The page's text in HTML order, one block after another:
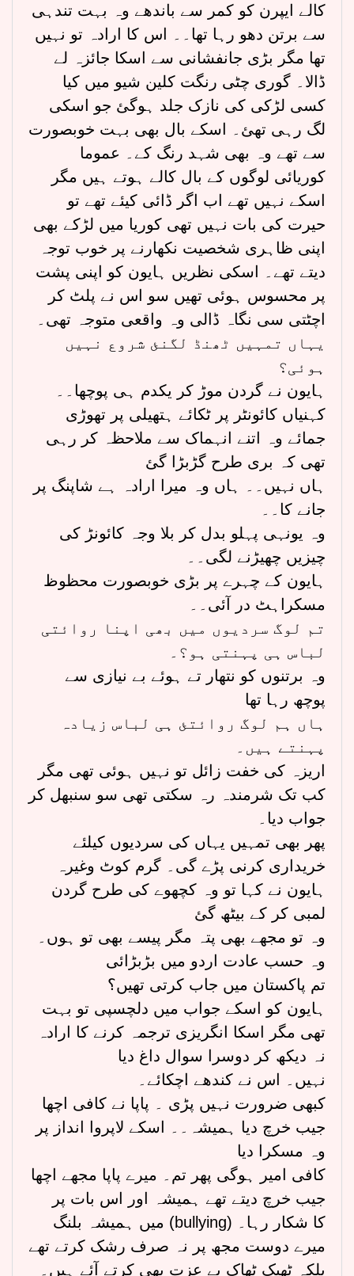
کالے ایپرن کو کمر سے باندھے وہ بہت تندہی
سے برتن دھو رہا تھا۔۔ اس کا ارادہ تو نہیں
تھا مگر بڑی جانفشانی سے اسکا جائزہ لے
ڈالا۔ گوری چٹی رنگت کلین شیو میں کیا
کسی لڑکی کی نازک جلد ہوگئ جو اسکی
لگ رہی تھئ۔ اسکے بال بھی بہت خوبصورت
سے تھے وہ بھی شہد رنگ کے۔ عموما
کوریائی لوگوں کے بال کالے ہوتے ہیں مگر
اسکے نہیں تھے اب اگر ڈائی کیئے تھے تو
حیرت کی بات نہیں تھی کوریا میں لڑکے بھی
اپنی ظاہری شخصیت نکھارنے پر خوب توجہ
دیتے تھے۔ اسکی نظریں ہایون کو اپنی پشت
پر محسوس ہوئی تھیں سو اس نے پلٹ کر
اچٹتی سی نگاہ ڈالی وہ واقعی متوجہ تھی۔
یہاں تمہیں ٹھنڈ لگنئ شروع نہیں
ہوئی؟
ہایون نے گردن موڑ کر یکدم ہی پوچھا۔۔
کہنیاں کائونٹر پر ٹکائے ہتھیلی پر تھوڑی
جمائے وہ اتنے انہماک سے ملاحظہ کر رہی
تھی کہ بری طرح گڑبڑا گئ
ہاں نہیں۔۔ ہاں وہ میرا ارادہ ہے شاپنگ پر
جانے کا۔۔
وہ یونہی پہلو بدل کر بلا وجہ کائونڑ کی
چیزیں چھیڑنے لگی۔۔
ہایون کے چہرے پر بڑی خوبصورت محظوظ
مسکراہٹ در آئی۔۔
تم لوگ سردیوں میں بھی اپنا روائتی
لباس ہی پہنتی ہو؟۔
وہ برتنوں کو نتھار تے ہوئے بے نیازی سے
پوچھ رہا تھا
ہاں ہم لوگ روائتئ ہی لباس زیادہ
پہنتے ہیں۔
اریزہ کی خفت زائل تو نہیں ہوئی تھی مگر
کب تک شرمندہ رہ سکتی تھی سو سنبھل کر
جواب دیا۔
پھر بھی تمہیں یہاں کی سردیوں کیلئے
خریداری کرنی پڑے گی۔ گرم کوٹ وغیرہ
ہایون نے کہا تو وہ کچھوے کی طرح گردن
لمبی کر کے بیٹھ گئ
وہ تو مجھے بھی پتہ مگر پیسے بھی تو ہوں۔
وہ حسب عادت اردو میں بڑبڑائی
تم پاکستان میں جاب کرتی تھیں؟
ہایون کو اسکے جواب میں دلچسپی تو بہت
تھی مگر اسکا انگریزی ترجمہ کرنے کا ارادہ
نہ دیکھ کر دوسرا سوال داغ دیا
نہیں۔ اس نے کندھے اچکائے۔
کبھی ضرورت نہیں پڑی ۔ پاپا نے کافی اچھا
جیب خرچ دیا ہمیشہ۔۔ اسکے لاپروا انداز پر
وہ مسکرا دیا
کافی امیر ہوگی پھر تم۔ میرے پاپا مجھے اچھا
جیب خرچ دیتے تھے ہمیشہ اور اس بات پر
میں ہمیشہ بلنگ (bullying) کا شکار رہا۔
میرے دوست مجھ پر نہ صرف رشک کرتے تھے
بلکہ ٹھیک ٹھاک بے عزت بھی کرتے آئے ہیں۔